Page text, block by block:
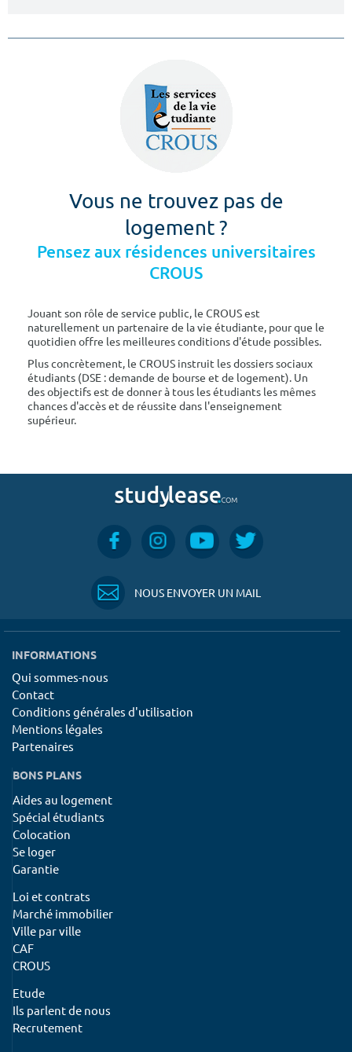
Vous ne trouvez pas de
logement ?
Pensez aux résidences universitaires
CROUS
Jouant son rôle de service public, le CROUS est
naturellement un partenaire de la vie étudiante, pour que le
quotidien offre les meilleures conditions d'étude possibles.
Plus concrètement, le CROUS instruit les dossiers sociaux
étudiants (DSE : demande de bourse et de logement). Un
des objectifs est de donner à tous les étudiants les mêmes
chances d'accès et de réussite dans l'enseignement
supérieur.
NOUS ENVOYER UN MAIL
INFORMATIONS
Qui sommes-nous
Contact
Conditions générales d'utilisation
Mentions légales
Partenaires
BONS PLANS
Aides au logement
Spécial étudiants
Colocation
Se loger
Garantie
Loi et contrats
Marché immobilier
Ville par ville
CAF
CROUS
Etude
Ils parlent de nous
Recrutement